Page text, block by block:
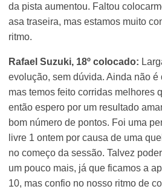
da pista aumentou. Faltou
asa traseira, mas estamos muito
ritmo.
Rafael Suzuki, 18º colocado:
evolução, sem dúvida. Ainda não é
mas temos feito corridas melhores
então espero por um resultado
bom número de pontos. Foi uma
livre 1 ontem por causa de uma
no começo da sessão. Talvez
um pouco mais, já que ficamos a
10, mas confio no nosso ritmo de